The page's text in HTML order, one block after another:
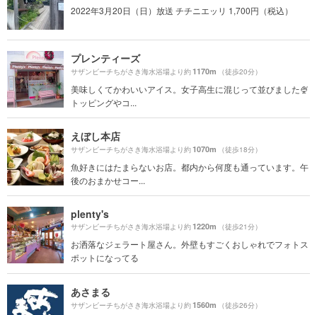
2022年3月20日（日）放送 チチニエッリ 1,700円（税込）
プレンティーズ
サザンビーチちがさき海水浴場より約1170m （徒歩20分）
美味しくてかわいいアイス。女子高生に混じって並びました🍨
トッピングやコ...
えぼし本店
サザンビーチちがさき海水浴場より約1070m （徒歩18分）
魚好きにはたまらないお店。都内から何度も通っています。午
後のおまかせコー...
plenty's
サザンビーチちがさき海水浴場より約1220m （徒歩21分）
お洒落なジェラート屋さん。外壁もすごくおしゃれでフォトス
ポットになってる
あさまる
サザンビーチちがさき海水浴場より約1560m （徒歩26分）